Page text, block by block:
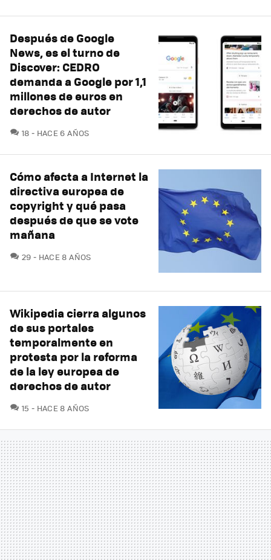
Después de Google
News, es el turno de
Discover: CEDRO
demanda a Google por 1,1
millones de euros en
derechos de autor
18 COMENTARIOS
HACE 6 AÑOS
Cómo afecta a Internet la
directiva europea de
copyright y qué pasa
después de que se vote
mañana
29 COMENTARIOS
HACE 8 AÑOS
Wikipedia cierra algunos
de sus portales
temporalmente en
protesta por la reforma
de la ley europea de
derechos de autor
15 COMENTARIOS
HACE 8 AÑOS